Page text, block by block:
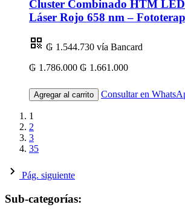
Cluster Combinado HTM
Láser Rojo 658 nm –
₲ 1.544.730 vía Bancard
₲ 1.786.000 ₲ 1.661.000
Agregar al carrito Consultar en
1
2
3
35
Pág. siguiente
Sub-categorías: